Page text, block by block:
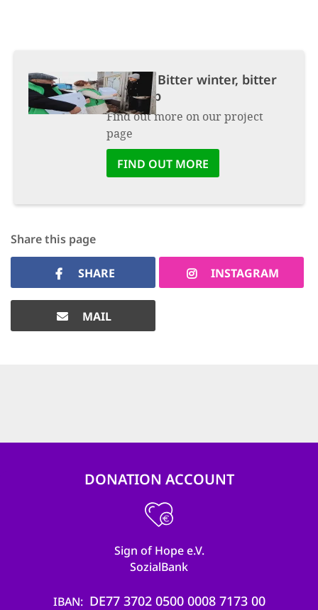
Project:Bitter winter, bitter
hardship
Find out more on our project
page
FIND OUT MORE
Share this page
SHARE INSTAGRAM
MAIL
DONATION ACCOUNT
Sign of Hope e.V.
SozialBank
IBAN DE77 3702 0500 0008 7173 00